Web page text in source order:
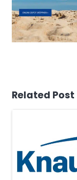
Related Post